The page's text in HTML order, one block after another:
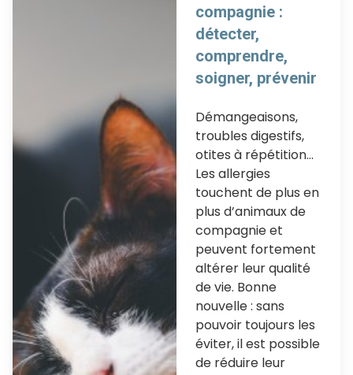
compagnie :
détecter,
comprendre,
soigner, prévenir
Démangeaisons,
troubles digestifs,
otites à répétition…
Les allergies
touchent de plus en
plus d’animaux de
compagnie et
peuvent fortement
altérer leur qualité
de vie. Bonne
nouvelle : sans
pouvoir toujours les
éviter, il est possible
de réduire leur